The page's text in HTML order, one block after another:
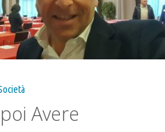
Avere